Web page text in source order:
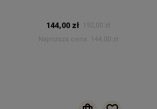
144,00 zł
192,00 zł
Najniższa cena:
144,00 zł